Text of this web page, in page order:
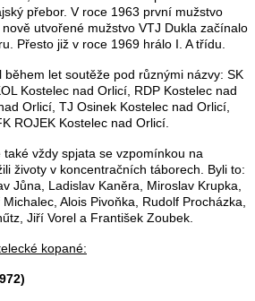
přebor. V roce 1963 první mužstvo
utvořené mužstvo VTJ Dukla začínalo
Přesto již v roce 1969 hrálo I. A třídu.
let soutěže pod různými názvy: SK
Kostelec nad Orlicí, RDP Kostelec nad
Orlicí, TJ Osinek Kostelec nad Orlicí,
ROJEK Kostelec nad Orlicí.
vždy spjata se vzpomínkou na
životy v koncentračních táborech. Byli to:
Jůna, Ladislav Kaněra, Miroslav Krupka,
Alois Pivoňka, Rudolf Procházka,
Jiří Vorel a František Zoubek.
kopané: